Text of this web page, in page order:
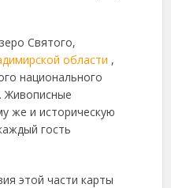
Святого,
области ,
национального
Живописные
же и историческую
гость
этой части карты